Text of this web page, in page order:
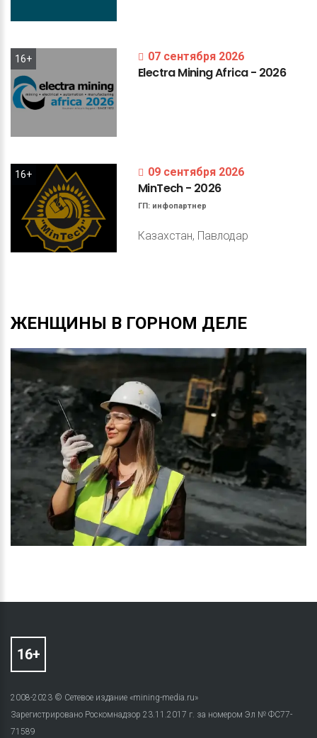
16+ 07 сентября 2026
ElectraMiningAfrica- 2026
16+ 09 сентября 2026
MinTech- 2026
ГП: инфопартнер
Казахстан, Павлодар
ЖЕНЩИНЫ В ГОРНОМ ДЕЛЕ
2008-2023 © Сетевое издание «mining-media.ru»
Зарегистрировано Роскомнадзор 23.11.2017 г. за номером Эл № ФС77-
71589